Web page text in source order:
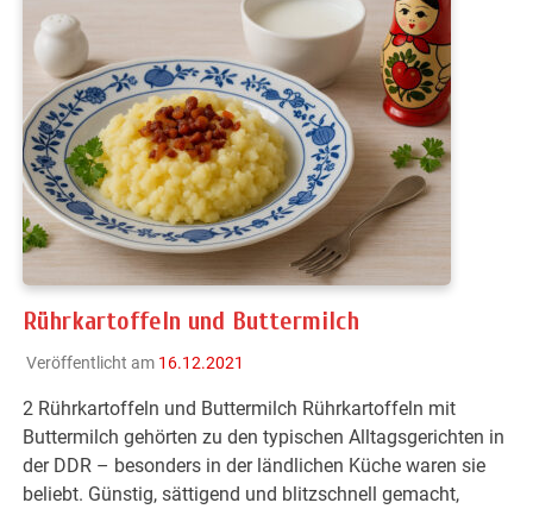
Rührkartoffeln und Buttermilch
Veröffentlicht am 16.12.2021
2 Rührkartoffeln und Buttermilch Rührkartoffeln mit
Buttermilch gehörten zu den typischen Alltagsgerichten in
der DDR – besonders in der ländlichen Küche waren sie
beliebt. Günstig, sättigend und blitzschnell gemacht,